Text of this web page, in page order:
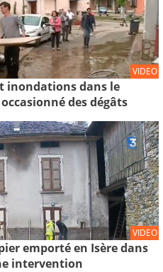
VIDEO
inondations dans le
des dégâts
VIDEO
emporté en Isère dans
intervention